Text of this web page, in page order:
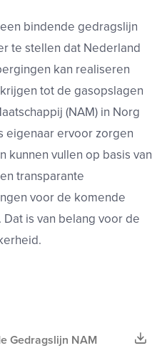
bindende gedragslijn
te stellen dat Nederland
kan realiseren
tot de gasopslagen
(NAM) in Norg
eigenaar ervoor zorgen
kunnen vullen op basis van
transparante
voor de komende
is van belang voor de
Gedragslijn NAM